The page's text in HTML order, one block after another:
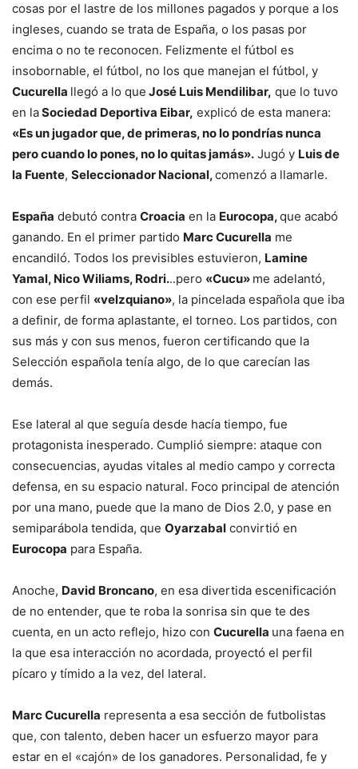
cosas por el lastre de los millones pagados y porque a los
ingleses, cuando se trata de España, o los pasas por
encima o no te reconocen. Felizmente el fútbol es
insobornable, el fútbol, no los que manejan el fútbol, y
Cucurella llegó a lo que José Luis Mendilibar, que lo tuvo
en laSociedad Deportiva Eibar, explicó de esta manera:
«Es un jugador que, de primeras, no lo pondrías nunca
pero cuando lo pones, no lo quitas jamás». Jugó y Luis de
la Fuente, Seleccionador Nacional,comenzó a llamarle.
España debutó contra Croacia en la Eurocopa,que acabó
ganando. En el primer partido Marc Cucurella me
encandiló. Todos los previsibles estuvieron, Lamine
Yamal, Nico Wiliams, Rodri...pero «Cucu» me adelantó,
con ese perfil «velzquiano», la pincelada española que iba
a definir, de forma aplastante, el torneo. Los partidos, con
sus más y con sus menos, fueron certificando que la
Selección española tenía algo, de lo que carecían las
demás.
Ese lateral al que seguía desde hacía tiempo, fue
protagonista inesperado. Cumplió siempre: ataque con
consecuencias, ayudas vitales al medio campo y correcta
defensa, en su espacio natural. Foco principal de atención
por una mano, puede que la mano de Dios 2.0, y pase en
semiparábola tendida, que Oyarzabal convirtió en
Eurocopa para España.
Anoche, David Broncano, en esa divertida escenificación
de no entender, que te roba la sonrisa sin que te des
cuenta, en un acto reflejo, hizo con Cucurella una faena en
la que esa interacción no acordada, proyectó el perfil
pícaro y tímido a la vez, del lateral.
Marc Cucurella representa a esa sección de futbolistas
que, con talento, deben hacer un esfuerzo mayor para
estar en el «cajón» de los ganadores. Personalidad, fe y